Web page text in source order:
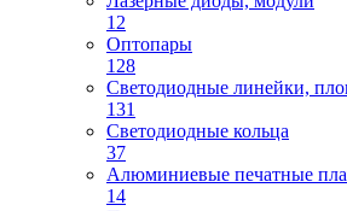
12
Оптопары
128
Светодиодные линейки,
131
Светодиодные кольца
37
Алюминиевые печатные
14